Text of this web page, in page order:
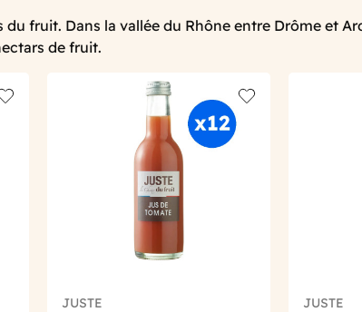
fruit. Dans la vallée du Rhône entre Drôme et
de fruit.
JUSTE
JUSTE